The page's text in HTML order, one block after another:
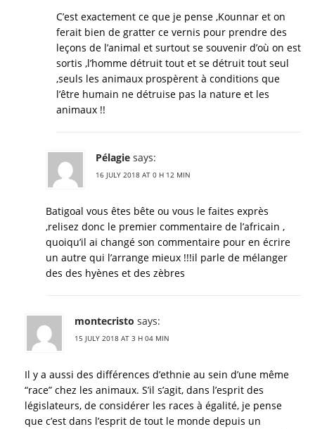
C’est exactement ce que je pense ,Kounnar et on
ferait bien de gratter ce vernis pour prendre des
leçons de l’animal et surtout se souvenir d’où on est
sortis ,l’homme détruit tout et se détruit tout seul
,seuls les animaux prospèrent à conditions que
l’être humain ne détruise pas la nature et les
animaux !!
Pélagie says:
16 JULY 2018 AT 0 H 12 MIN
Batigoal vous êtes bête ou vous le faites exprès
,relisez donc le premier commentaire de l’africain ,
quoiqu’il ai changé son commentaire pour en écrire
un autre qui l’arrange mieux !!!il parle de mélanger
des des hyènes et des zèbres
montecristo says:
15 JULY 2018 AT 3 H 04 MIN
Il y a aussi des différences d’ethnie au sein d’une même
“race” chez les animaux. S’il s’agit, dans l’esprit des
législateurs, de considérer les races à égalité, je pense
que c’est dans l’esprit de tout le monde depuis un